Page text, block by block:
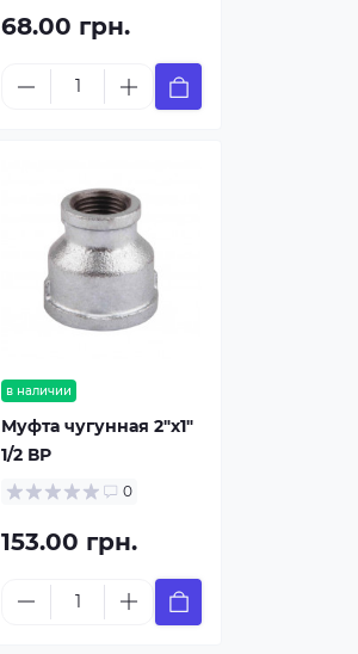
68.00 грн.
в наличии
Муфта чугунная 2"х1"
1/2 ВР
0
153.00 грн.